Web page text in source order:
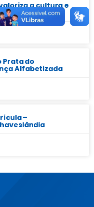
a cultura e
Vitória
Prata do
Alfabetizada
–